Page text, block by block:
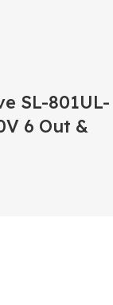
SL-801UL-
6 Out &